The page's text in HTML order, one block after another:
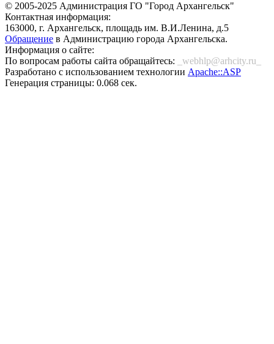
© 2005-2025 Администрация ГО "Город Архангельск"
Контактная информация:
163000, г. Архангельск, площадь им. В.И.Ленина, д.5
Обращение в Администрацию города Архангельска.
Информация о сайте:
По вопросам работы сайта обращайтесь:
_webhlp@arhcity.ru_
Разработано с использованием технологии Apache::ASP
Генерация страницы: 0.068 сек.